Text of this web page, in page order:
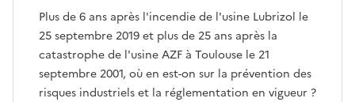
Plus de 6 ans après l'incendie de l'usine Lubrizol le
25 septembre 2019 et plus de 25 ans après la
catastrophe de l'usine AZF à Toulouse le 21
septembre 2001, où en est-on sur la prévention des
risques industriels et la réglementation en vigueur ?